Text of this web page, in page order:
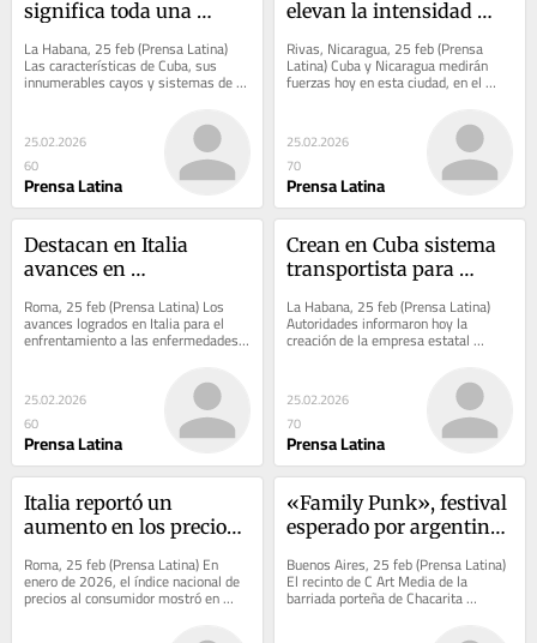
significa toda una
La Habana, 25 feb (Prensa Latina)
Las características de Cuba, sus
innumerables cayos y sistemas de la
plataforma insular permiten que hoy
25.02.2026
60
Prensa Latina
elevan la intensidad
Rivas, Nicaragua, 25 feb (Prensa
Latina) Cuba y Nicaragua medirán
fuerzas hoy en esta ciudad, en el
tercer pulso de su serie amistosa con
25.02.2026
70
Prensa Latina
Destacan en Italia
avances en
enfermedades raras
Roma, 25 feb (Prensa Latina) Los
avances logrados en Italia para el
enfrentamiento a las enfermedades
25.02.2026
60
Prensa Latina
Crean en Cuba sistema
transportista para
La Habana, 25 feb (Prensa Latina)
Autoridades informaron hoy la
creación de la empresa estatal
Transmed que facilita la movilidad
25.02.2026
70
Prensa Latina
Italia reportó un
aumento en los precios
Roma, 25 feb (Prensa Latina) En
enero de 2026, el índice nacional de
precios al consumidor mostró en
Italia un aumento intermensual del
«Family Punk», festival
esperado por argentinos
Buenos Aires, 25 feb (Prensa Latina)
El recinto de C Art Media de la
barriada porteña de Chacarita
acogerá el domingo el primer festival